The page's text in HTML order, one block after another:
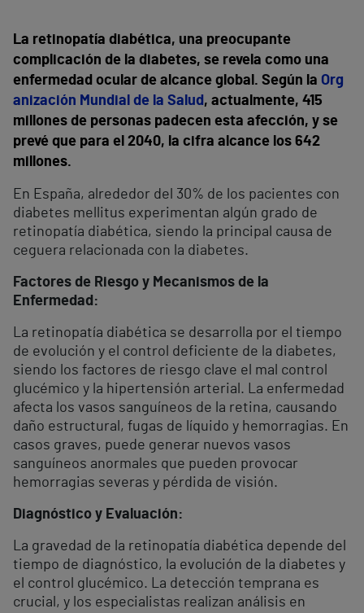
La retinopatía diabética, una preocupante
complicación de la diabetes, se revela como una
enfermedad ocular de alcance global. Según la Org
anización Mundial de la Salud , actualmente, 415
millones de personas padecen esta afección, y se
prevé que para el 2040, la cifra alcance los 642
millones.
En España, alrededor del 30% de los pacientes con
diabetes mellitus experimentan algún grado de
retinopatía diabética, siendo la principal causa de
ceguera relacionada con la diabetes.
Factores de Riesgo y Mecanismos de la
Enfermedad:
La retinopatía diabética se desarrolla por el tiempo
de evolución y el control deficiente de la diabetes,
siendo los factores de riesgo clave el mal control
glucémico y la hipertensión arterial. La enfermedad
afecta los vasos sanguíneos de la retina, causando
daño estructural, fugas de líquido y hemorragias. En
casos graves, puede generar nuevos vasos
sanguíneos anormales que pueden provocar
hemorragias severas y pérdida de visión.
Diagnóstico y Evaluación:
La gravedad de la retinopatía diabética depende del
tiempo de diagnóstico, la evolución de la diabetes y
el control glucémico. La detección temprana es
crucial, y los especialistas realizan análisis en